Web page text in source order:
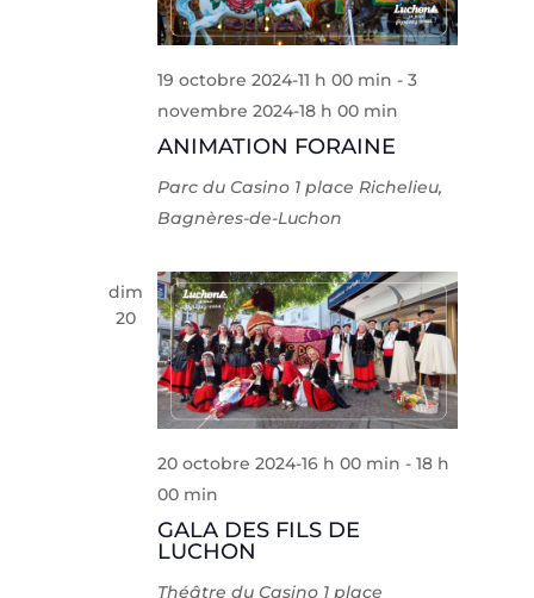
ANIMATION FORAINE
19 octobre 2024-11 h 00 min -3
novembre 2024-18 h 00 min
Parc du Casino 1 place Richelieu,
Bagnères-de-Luchon
dim
20
GALA DES FILS DE
LUCHON
20 octobre 2024-16 h 00 min -18 h
00 min
Théâtre du Casino 1 place